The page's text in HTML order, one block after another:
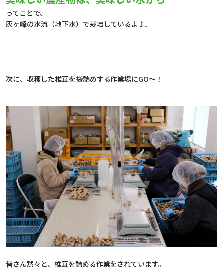
ってことで、
灰ヶ峰の水流（地下水）で栽培しているよ♪』
次に、収穫した椎茸を袋詰めする作業場にGO～！
皆さん黙々と、椎茸を詰める作業をされています。